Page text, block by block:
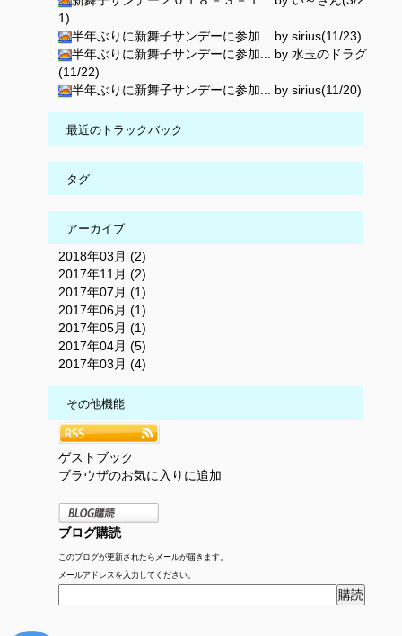
1)
半年ぶりに新舞子サンデーに参加... by sirius(11/23)
半年ぶりに新舞子サンデーに参加... by 水玉のドラグ
(11/22)
半年ぶりに新舞子サンデーに参加... by sirius(11/20)
最近のトラックバック
タグ
アーカイブ
2018年03月 (2)
2017年11月 (2)
2017年07月 (1)
2017年06月 (1)
2017年05月 (1)
2017年04月 (5)
2017年03月 (4)
その他機能
ゲストブック
ブラウザのお気に入りに追加
ブログ購読
このブログが更新されたらメールが届きます。
メールアドレスを入力してください。